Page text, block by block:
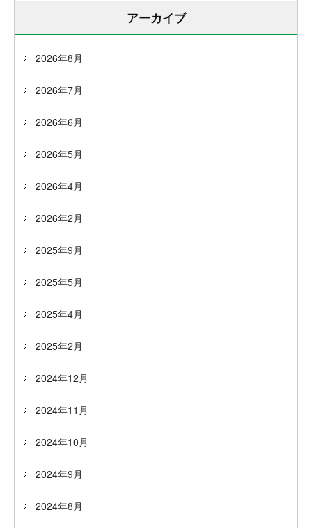
アーカイブ
2026年8月
2026年7月
2026年6月
2026年5月
2026年4月
2026年2月
2025年9月
2025年5月
2025年4月
2025年2月
2024年12月
2024年11月
2024年10月
2024年9月
2024年8月